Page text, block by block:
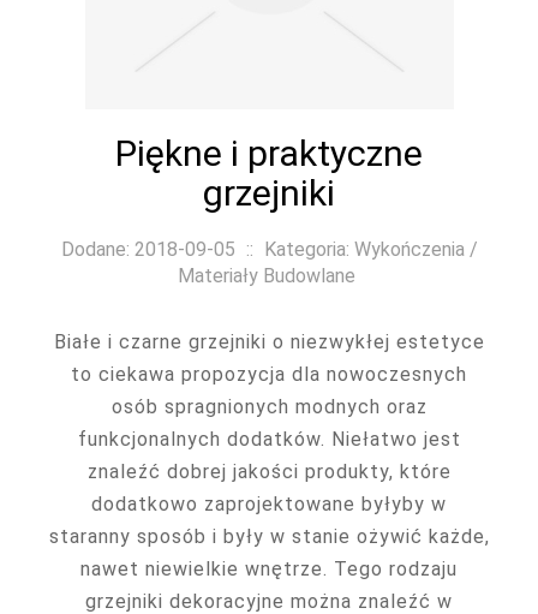
Piękne i praktyczne
grzejniki
Dodane: 2018-09-05 :: Kategoria: Wykończenia /
Materiały Budowlane
Białe i czarne grzejniki o niezwykłej estetyce
to ciekawa propozycja dla nowoczesnych
osób spragnionych modnych oraz
funkcjonalnych dodatków. Niełatwo jest
znaleźć dobrej jakości produkty, które
dodatkowo zaprojektowane byłyby w
staranny sposób i były w stanie ożywić każde,
nawet niewielkie wnętrze. Tego rodzaju
grzejniki dekoracyjne można znaleźć w